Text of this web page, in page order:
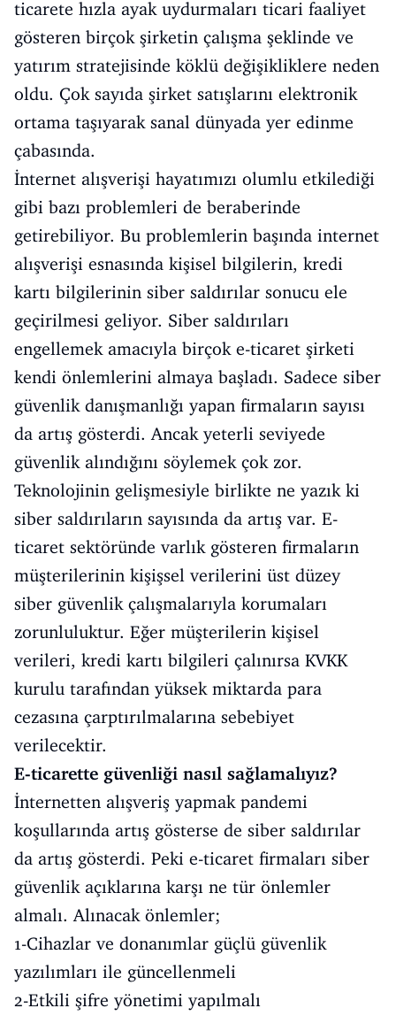
ticarete hızla ayak uydurmaları ticari faaliyet
gösteren birçok şirketin çalışma şeklinde ve
yatırım stratejisinde köklü değişikliklere neden
oldu. Çok sayıda şirket satışlarını elektronik
ortama taşıyarak sanal dünyada yer edinme
çabasında.
İnternet alışverişi hayatımızı olumlu etkilediği
gibi bazı problemleri de beraberinde
getirebiliyor. Bu problemlerin başında internet
alışverişi esnasında kişisel bilgilerin, kredi
kartı bilgilerinin siber saldırılar sonucu ele
geçirilmesi geliyor. Siber saldırıları
engellemek amacıyla birçok e-ticaret şirketi
kendi önlemlerini almaya başladı. Sadece siber
güvenlik danışmanlığı yapan firmaların sayısı
da artış gösterdi. Ancak yeterli seviyede
güvenlik alındığını söylemek çok zor.
Teknolojinin gelişmesiyle birlikte ne yazık ki
siber saldırıların sayısında da artış var. E-
ticaret sektöründe varlık gösteren firmaların
müşterilerinin kişişsel verilerini üst düzey
siber güvenlik çalışmalarıyla korumaları
zorunluluktur. Eğer müşterilerin kişisel
verileri, kredi kartı bilgileri çalınırsa KVKK
kurulu tarafından yüksek miktarda para
cezasına çarptırılmalarına sebebiyet
verilecektir.
E-ticarette güvenliği nasıl sağlamalıyız?
İnternetten alışveriş yapmak pandemi
koşullarında artış gösterse de siber saldırılar
da artış gösterdi. Peki e-ticaret firmaları siber
güvenlik açıklarına karşı ne tür önlemler
almalı. Alınacak önlemler;
1-Cihazlar ve donanımlar güçlü güvenlik
yazılımları ile güncellenmeli
2-Etkili şifre yönetimi yapılmalı